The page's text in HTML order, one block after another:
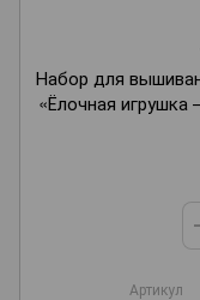
Набор для
«Ёлочная игрушка
Артикул